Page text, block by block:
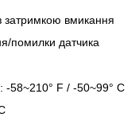
затримкою вмикання
помилки датчика
-58~210° F / -50~99° C